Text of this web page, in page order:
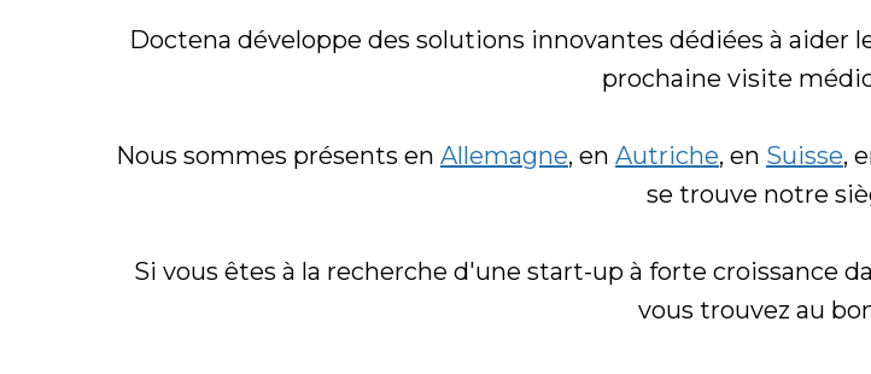
Doctena développe des solutions innovantes dédiées à
prochaine visite
Nous sommes présents en Allemagne, en Autriche, en Suisse,
se trouve notre
Si vous êtes à la recherche d'une start-up à forte croissance
vous trouvez au